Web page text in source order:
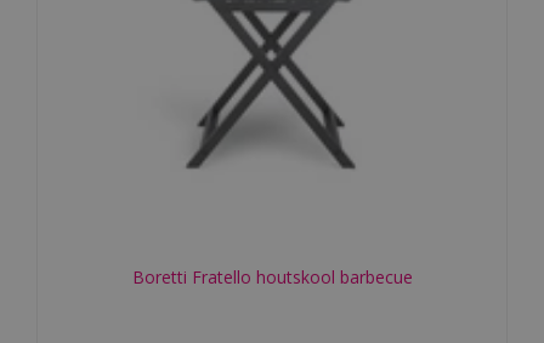
Boretti Fratello houtskool barbecue